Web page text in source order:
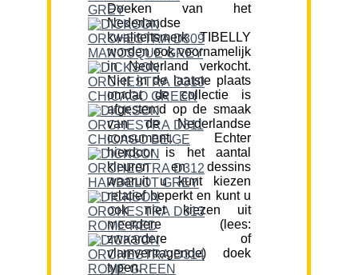
Doeken van het
Nederlandse
kwaliteitsmerk TIBELLY
worden ook voornamelijk
in Nederland verkocht.
Niet in de laatste plaats
omdat de collectie is
afgestemd op de smaak
van de Nederlandse
consument. Echter
hierdoor is het aantal
kleuren en dessins
waaruit u kunt kiezen
relatief beperkt en kunt u
ook niet kiezen uit
meerdere (lees:
zwaardere of
vlamvertragende) doek
typen.